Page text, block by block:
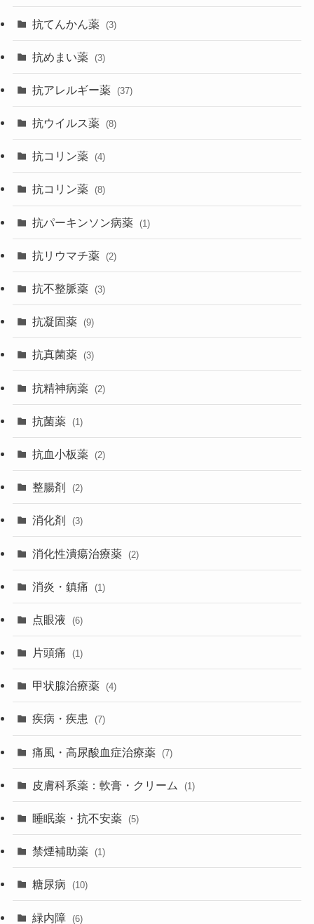
抗てんかん薬 (3)
抗めまい薬 (3)
抗アレルギー薬 (37)
抗ウイルス薬 (8)
抗コリン薬 (4)
抗コリン薬 (8)
抗パーキンソン病薬 (1)
抗リウマチ薬 (2)
抗不整脈薬 (3)
抗凝固薬 (9)
抗真菌薬 (3)
抗精神病薬 (2)
抗菌薬 (1)
抗血小板薬 (2)
整腸剤 (2)
消化剤 (3)
消化性潰瘍治療薬 (2)
消炎・鎮痛 (1)
点眼液 (6)
片頭痛 (1)
甲状腺治療薬 (4)
疾病・疾患 (7)
痛風・高尿酸血症治療薬 (7)
皮膚科系薬：軟膏・クリーム (1)
睡眠薬・抗不安薬 (5)
禁煙補助薬 (1)
糖尿病 (10)
緑内障 (6)